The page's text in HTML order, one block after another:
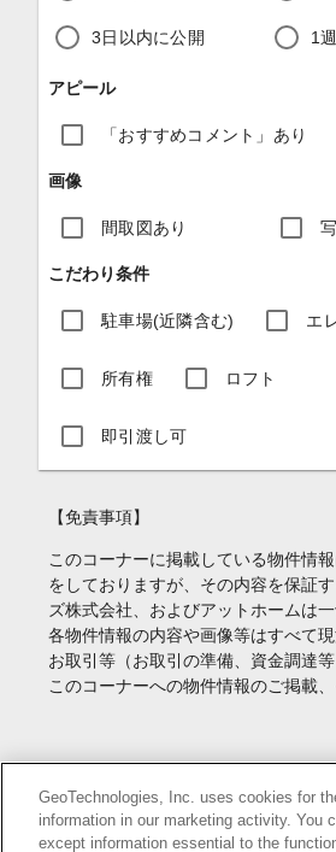
3日以内に公開 1
アピール
「おすすめコメント」あり
画像
間取図あり
こだわり条件
駐車場(近隣含む) エ
所有権 ロフト
即引渡し可
【免責事項】
このコーナーに掲載している物件情
をしておりますが、その内容を保証
ズ株式会社、およびアットホームは
各物件情報の内容や画像等はすべて
お取引等（お取引の準備、資金調達
このコーナーへの物件情報のご掲載
Copyright(c) At Home Co.,Ltd. このサイトに掲載し
本ページはプロモーションが含まれ
GeoTechnologies, Inc. uses cookies for
information in our marketing activity. You
except information essential to the